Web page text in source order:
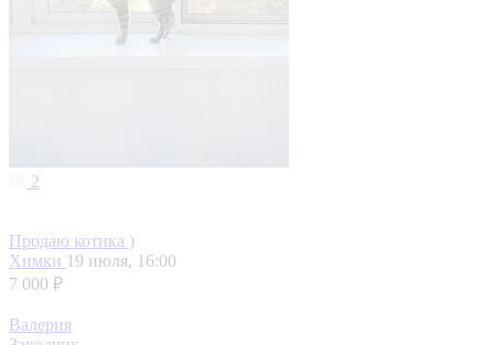
2
Продаю котика )
Химки 19 июля, 16:00
7 000 ₽
Валерия